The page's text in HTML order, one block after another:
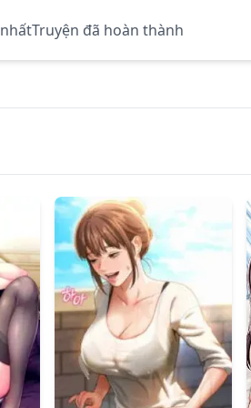
Truyện đã hoàn thành